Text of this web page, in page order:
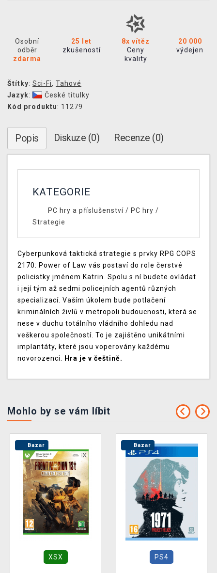
Osobní
odběr
zdarma
25 let
zkušeností
8x vítěz
Ceny
kvality
20 000
výdejen
Štítky: Sci-Fi, Tahové
Jazyk:
České titulky
Kód produktu: 11279
Popis Diskuze (0) Recenze (0)
KATEGORIE
PC hry a příslušenství/ PC hry /
Strategie
Cyberpunková taktická strategie s prvky RPG COPS
2170: Power of Law vás postaví do role čerstvé
policistky jménem Katrin. Spolu s ní budete ovládat
i její tým až sedmi policejních agentů různých
specializací. Vaším úkolem bude potlačení
kriminálních živlů v metropoli budoucnosti, která se
nese v duchu totálního vládního dohledu nad
veškerou společností. To je zajištěno unikátními
implantáty, které jsou voperovány každému
novorozenci. Hra je v češtině.
Mohlo by se vám líbit
Bazar
XSX
Bazar
PS4